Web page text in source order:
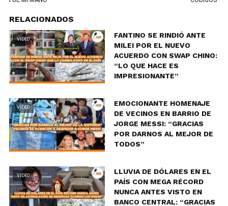
RELACIONADOS
VIDEO
FANTINO SE RINDIÓ ANTE
MILEI POR EL NUEVO
ACUERDO CON SWAP CHINO:
“LO QUE HACE ES
IMPRESIONANTE”
VIDEO
EMOCIONANTE HOMENAJE
DE VECINOS EN BARRIO DE
JORGE MESSI: “GRACIAS
POR DARNOS AL MEJOR DE
TODOS”
VIDEO
LLUVIA DE DÓLARES EN EL
PAÍS CON MEGA RÉCORD
NUNCA ANTES VISTO EN
BANCO CENTRAL: “GRACIAS